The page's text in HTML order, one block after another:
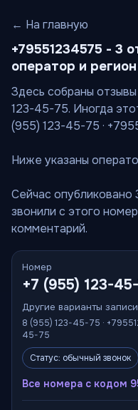
← На главную
+79551234575 - 3
оператор и регион
Здесь собраны
123-45-75. Иногда
(955) 123-45-75 ·
Ниже указаны
Сейчас опубликовано
звонили с этого
комментарий.
Номер
+7 (955) 123-
Другие варианты записи
8 (955) 123-45-75 ·
45-75
Статус: обычный звонок
Все номера с кодом